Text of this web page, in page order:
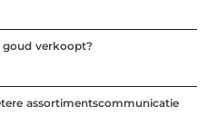
goud verkoopt?
assortimentscommunicatie